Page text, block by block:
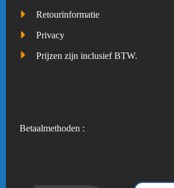
Retourinformatie
Privacy
Prijzen zijn inclusief BTW.
Betaalmethoden :